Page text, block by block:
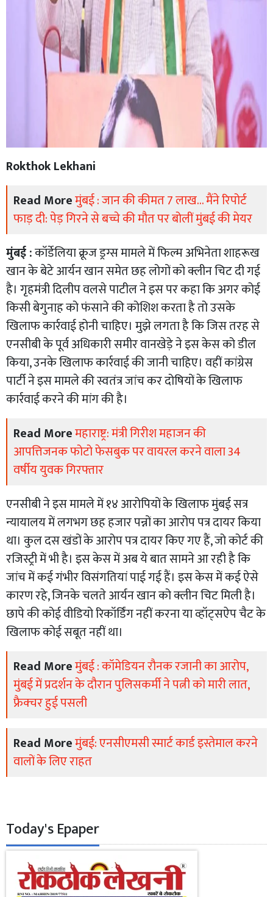
Rokthok Lekhani
Read Moreमुंबई : जान की कीमत 7 लाख... मैंने रिपोर्ट
फाड़ दी: पेड़ गिरने से बच्चे की मौत पर बोलीं मुंबई की मेयर
मुंबई :कॉर्डेलिया क्रूज ड्रग्स मामले में फिल्म अभिनेता शाहरूख
खान के बेटे आर्यन खान समेत छह लोगों को क्लीन चिट दी गई
है। गृहमंत्री दिलीप वलसे पाटील ने इस पर कहा कि अगर कोई
किसी बेगुनाह को फंसाने की कोशिश करता है तो उसके
खिलाफ कार्रवाई होनी चाहिए। मुझे लगता है कि जिस तरह से
एनसीबी के पूर्व अधिकारी समीर वानखेड़े ने इस केस को डील
किया, उनके खिलाफ कार्रवाई की जानी चाहिए। वहीं कांग्रेस
पार्टी ने इस मामले की स्वतंत्र जांच कर दोषियों के खिलाफ
कार्रवाई करने की मांग की है।
Read Moreमहाराष्ट्र: मंत्री गिरीश महाजन की
आपत्तिजनक फोटो फेसबुक पर वायरल करने वाला 34
वर्षीय युवक गिरफ्तार
एनसीबी ने इस मामले में १४ आरोपियों के खिलाफ मुंबई सत्र
न्यायालय में लगभग छह हजार पन्नों का आरोप पत्र दायर किया
था। कुल दस खंडों के आरोप पत्र दायर किए गए हैं, जो कोर्ट की
रजिस्ट्री में भी है। इस केस में अब ये बात सामने आ रही है कि
जांच में कई गंभीर विसंगतियां पाई गई हैं। इस केस में कई ऐसे
कारण रहे, जिनके चलते आर्यन खान को क्लीन चिट मिली है‌।
छापे की कोई वीडियो रिकॉर्डिंग नहीं करना या व्हॉट्सऐप चैट के
खिलाफ कोई सबूत नहीं था।
Read Moreमुंबई : कॉमेडियन रौनक रजानी का आरोप,
मुंबई में प्रदर्शन के दौरान पुलिसकर्मी ने पत्नी को मारी लात,
फ्रैक्चर हुई पसली
Read Moreमुंबई: एनसीएमसी स्मार्ट कार्ड इस्तेमाल करने
वालों के लिए राहत
Today's Epaper